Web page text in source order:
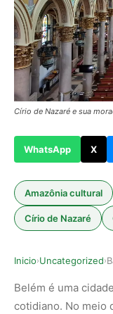
Círio de Nazaré e sua
WhatsApp X
Amazônia cultural
Círio de Nazaré
Inicio›Uncategorized›
Belém é uma
cotidiano. No meio